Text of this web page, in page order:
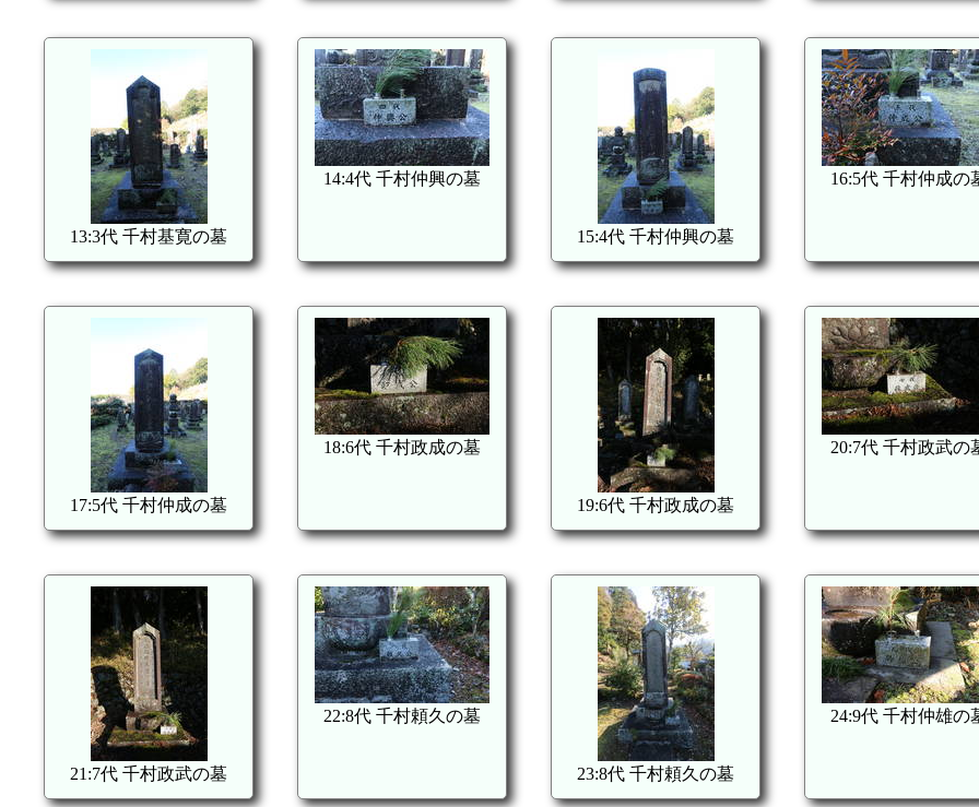
13:3代 千村基寛の墓
14:4代 千村仲興の墓
15:4代 千村仲興の墓
16:5代 千村仲成の
17:5代 千村仲成の墓
18:6代 千村政成の墓
19:6代 千村政成の墓
20:7代 千村政武の
21:7代 千村政武の墓
22:8代 千村頼久の墓
23:8代 千村頼久の墓
24:9代 千村仲雄の